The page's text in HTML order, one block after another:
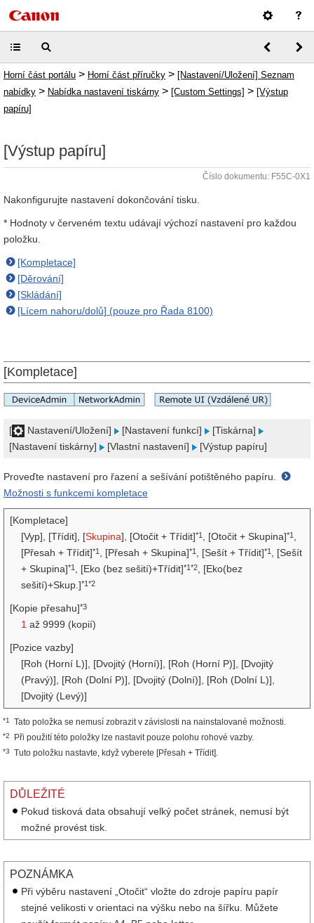
Horní část portálu > Horní část příručky > [Nastavení/Uložení] Seznam
nabídky > Nabídka nastavení tiskárny > [Custom Settings] > [Výstup
papíru]
[Výstup papíru]
Číslo dokumentu: F55C-0X1
Nakonfigurujte nastavení dokončování tisku.
* Hodnoty v červeném textu udávají výchozí nastavení pro každou
položku.
[Kompletace]
[Děrování]
[Skládání]
[Lícem nahoru/dolů] (pouze pro Řada 8100)
[Kompletace]
[ Nastavení/Uložení] [Nastavení funkcí]
[Tiskárna]
[Nastavení tiskárny]
[Vlastní nastavení] [Výstup papíru]
Proveďte nastavení pro řazení a sešívání potištěného papíru.
Možnosti s funkcemi kompletace
[Kompletace]
[Vyp], [Třídit], [Skupina], [Otočit + Třídit]*1 , [Otočit + Skupina]*1
[Přesah + Třídit]*1 , [Přesah + Skupina]*1 , [Sešít + Třídit]*1
, [Sešít
+ Skupina]*1 , [Eko (bez sešití)+Třídit]*1*2
, [Eko(bez
sešití)+Skup.]*1*2
[Kopie přesahu]*3
1 až 9999 (kopií)
[Pozice vazby]
[Roh (Horní L)], [Dvojitý (Horní)], [Roh (Horní P)], [Dvojitý
(Pravý)], [Roh (Dolní P)], [Dvojitý (Dolní)], [Roh (Dolní L)],
[Dvojitý (Levý)]
*1 Tato položka se nemusí zobrazit v závislosti na nainstalované možnosti.
*2 Při použití této položky lze nastavit pouze polohu rohové vazby.
*3 Tuto položku nastavte, když vyberete [Přesah + Třídit].
DŮLEŽITÉ
Pokud tisková data obsahují velký počet stránek, nemusí být
možné provést tisk.
POZNÁMKA
Při výběru nastavení „Otočit“ vložte do zdroje papíru papír
stejné velikosti v orientaci na výšku nebo na šířku. Můžete